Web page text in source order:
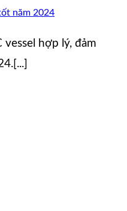
năm 2024
vessel hợp lý, đảm